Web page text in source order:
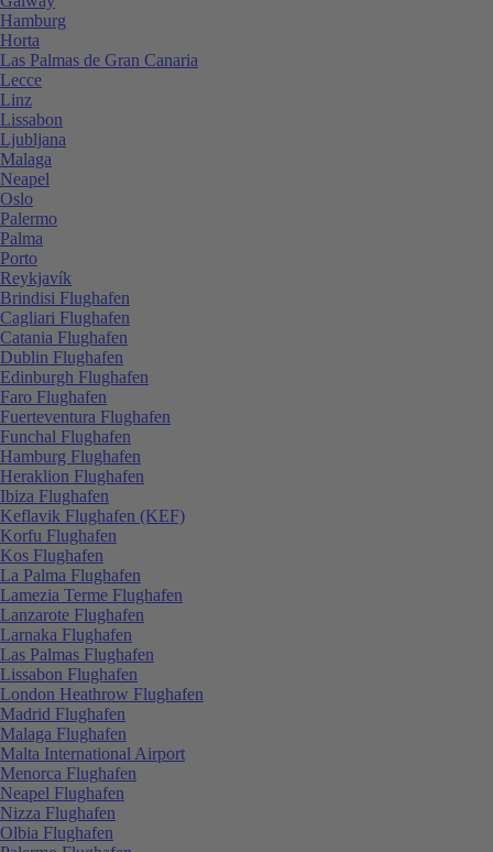
Hamburg
Horta
Las Palmas de Gran Canaria
Lecce
Linz
Lissabon
Ljubljana
Malaga
Neapel
Oslo
Palermo
Palma
Porto
Reykjavík
Brindisi Flughafen
Cagliari Flughafen
Catania Flughafen
Dublin Flughafen
Edinburgh Flughafen
Faro Flughafen
Fuerteventura Flughafen
Funchal Flughafen
Hamburg Flughafen
Heraklion Flughafen
Ibiza Flughafen
Keflavik Flughafen (KEF)
Korfu Flughafen
Kos Flughafen
La Palma Flughafen
Lamezia Terme Flughafen
Lanzarote Flughafen
Larnaka Flughafen
Las Palmas Flughafen
Lissabon Flughafen
London Heathrow Flughafen
Madrid Flughafen
Malaga Flughafen
Malta International Airport
Menorca Flughafen
Neapel Flughafen
Nizza Flughafen
Olbia Flughafen